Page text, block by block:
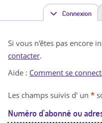
Connexion(
n
t
Si vous n'êtes pas encore
contacter.
Aide : Comment se
Les champs suivis d' un *
Numéro d'abonné ou